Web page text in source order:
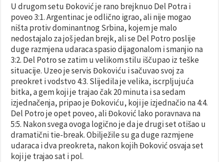
U drugom setu Đoković je rano brejknuo Del Potra i
poveo 3:1. Argentinac je odlično igrao, ali nije mogao
ništa protiv dominantnog Srbina, kojem je malo
nedostajalo za još jedan brejk, ali se Del Potro poslije
duge razmjena udaraca spasio dijagonalom i smanjio na
3:2. Del Potro se zatim u velikom stilu iščupao iz teške
situacije. Uzeo je servis Đokoviću i sačuvao svoj za
preokret i vodstvo 4:3. Slijedila je velika, iscrpljujuća
bitka, a gem koji je trajao čak 20 minuta i sa sedam
izjednačenja, pripao je Đokoviću, koji je izjednačio na 4:4.
Del Potro je opet poveo, ali Đoković lako poravnava na
5:5. Nakon svega ovoga logično je da je drugi set otišao u
dramatični tie-break. Obilježile su ga duge razmjene
udaraca i dva preokreta, nakon kojih Đoković osvaja set
koji je trajao sat i pol.